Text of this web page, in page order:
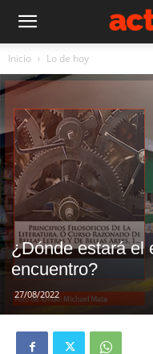
Inicio Lo de hoy
¿Dónde estará el
encuentro?
27/08/2022